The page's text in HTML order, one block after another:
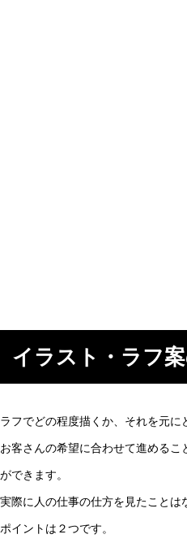
イラスト・ラフ
ラフでどの程度描くか、それを元
お客さんの希望に合わせて進める
ができます。
実際に人の仕事の仕方を見たこと
ポイントは２つです。